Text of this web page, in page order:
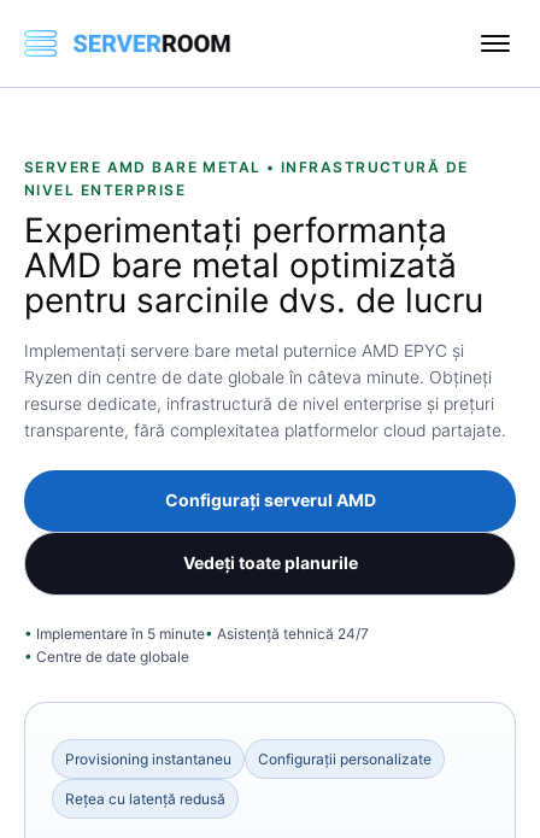
SERVERE AMD BARE METAL • INFRASTRUCTURĂ DE
NIVEL ENTERPRISE
Experimentați performanța
AMD bare metal optimizată
pentru sarcinile dvs. de lucru
Implementați servere bare metal puternice AMD EPYC și
Ryzen din centre de date globale în câteva minute. Obțineți
resurse dedicate, infrastructură de nivel enterprise și prețuri
transparente, fără complexitatea platformelor cloud partajate.
Configurați serverul AMD
Vedeți toate planurile
Implementare în 5 minute
Asistență tehnică 24/7
Centre de date globale
Provisioning instantaneu Configurații personalizate
Rețea cu latență redusă